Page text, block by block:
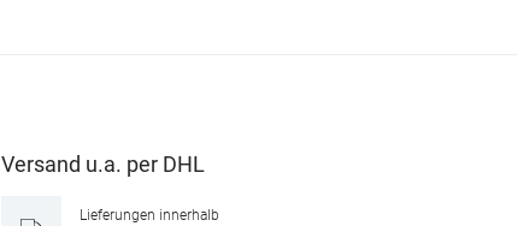
Versand u.a. per DHL
Lieferungen innerhalb